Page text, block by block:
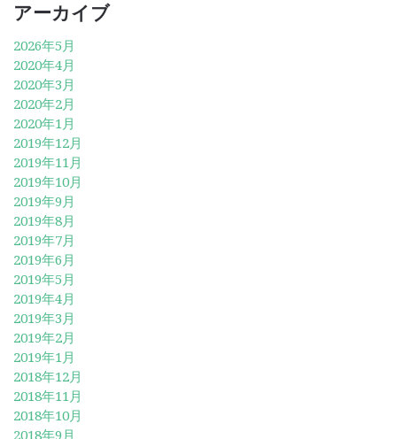
アーカイブ
2026年5月
2020年4月
2020年3月
2020年2月
2020年1月
2019年12月
2019年11月
2019年10月
2019年9月
2019年8月
2019年7月
2019年6月
2019年5月
2019年4月
2019年3月
2019年2月
2019年1月
2018年12月
2018年11月
2018年10月
2018年9月